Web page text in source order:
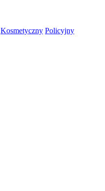
Kosmetyczny Policyjny